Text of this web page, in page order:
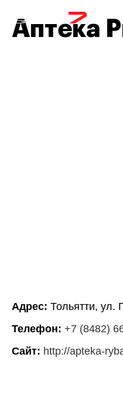
Аптека
Адрес: Тольятти, ул.
Телефон: +7 (8482)
Сайт: http://apteka-